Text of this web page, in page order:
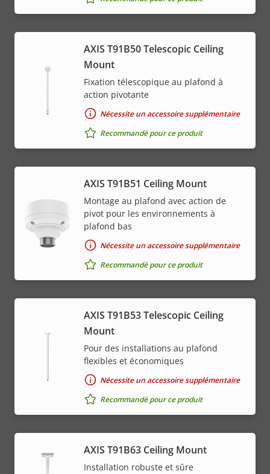
AXIS T91B50 Telescopic Ceiling
Mount
Fixation télescopique au plafond à
action pivotante
Nécessite un accessoire supplémentaire
Recommandé pour ce produit
AXIS T91B51 Ceiling Mount
Montage au plafond avec action de
pivot pour les environnements à
plafond bas
Nécessite un accessoire supplémentaire
Recommandé pour ce produit
AXIS T91B53 Telescopic Ceiling
Mount
Pour des installations au plafond
flexibles et économiques
Nécessite un accessoire supplémentaire
Recommandé pour ce produit
AXIS T91B63 Ceiling Mount
Installation robuste et sûre